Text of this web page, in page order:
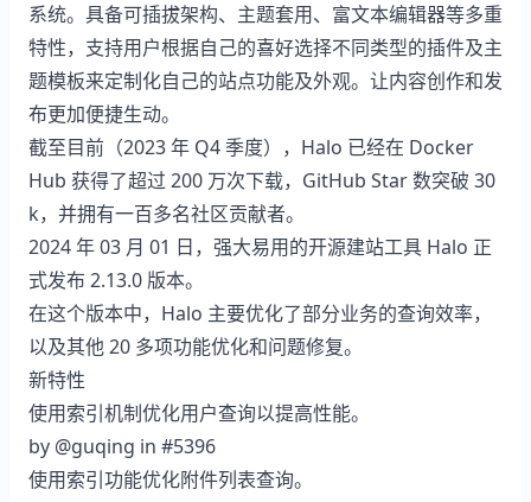
系统。具备可插拔架构、主题套用、富文本编辑器等多重
特性，支持用户根据自己的喜好选择不同类型的插件及主
题模板来定制化自己的站点功能及外观。让内容创作和发
布更加便捷生动。
截至目前（2023 年 Q4 季度），Halo 已经在 Docker
Hub 获得了超过 200 万次下载，GitHub Star 数突破 30
k，并拥有一百多名社区贡献者。
2024 年 03 月 01 日，强大易用的开源建站工具 Halo 正
式发布 2.13.0 版本。
在这个版本中，Halo 主要优化了部分业务的查询效率，
以及其他 20 多项功能优化和问题修复。
新特性
使用索引机制优化用户查询以提高性能。
by @guqing in #5396
使用索引功能优化附件列表查询。